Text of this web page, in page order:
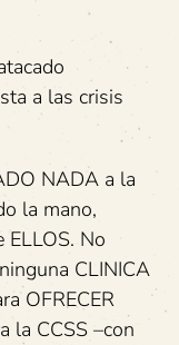
a las crisis
NADA a la
la mano,
ELLOS. No
CLINICA
OFRECER
la CCSS –con